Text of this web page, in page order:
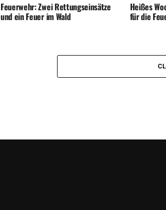
Feuerwehr: Zwei Rettungseinsätze
und ein Feuer im Wald
Heißes
für die